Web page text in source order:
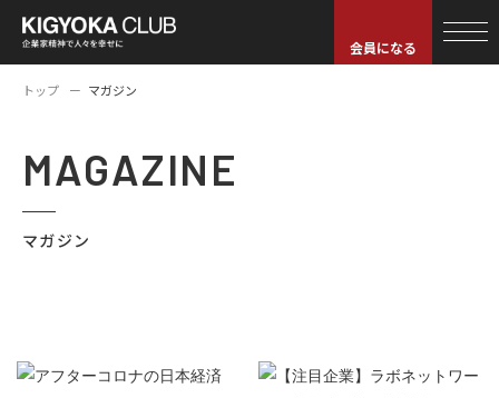
会員になる
トップ マガジン
MAGAZINE
マガジン